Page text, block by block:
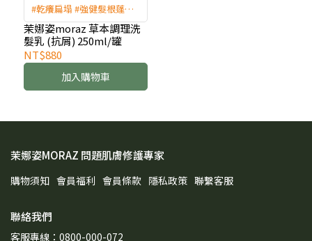
#乾癢扁塌 #強健髮根蓬鬆 #
掉髮救星
茉娜姿moraz 草本調理洗
髮乳 (抗屑) 250ml/罐
NT$880
加入購物車
茉娜姿MORAZ 問題肌膚修護專家
購物須知 會員福利 會員條款 隱私政策 聯繫客服
聯絡我們
客服專線：0800-000-072